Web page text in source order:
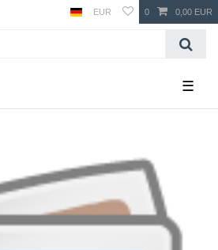
EUR 0 0,00 EUR
☰